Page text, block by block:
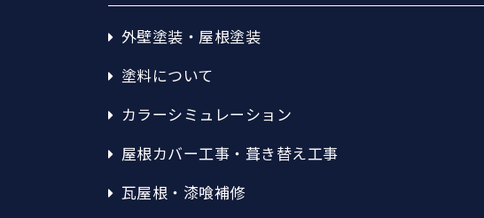
外壁塗装・屋根塗装
塗料について
カラーシミュレーション
屋根カバー工事・葺き替え工事
瓦屋根・漆喰補修